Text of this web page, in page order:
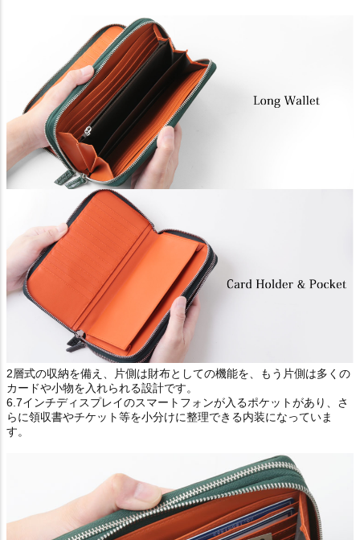
2層式の収納を備え、片側は財布としての機能を、もう片側は多くの
カードや小物を入れられる設計です。
6.7インチディスプレイのスマートフォンが入るポケットがあり、さ
らに領収書やチケット等を小分けに整理できる内装になっていま
す。